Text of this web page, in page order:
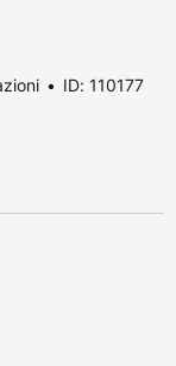
ID: 110177